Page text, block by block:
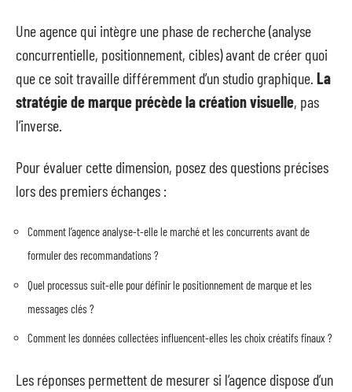
Une agence qui intègre une phase de recherche (analyse
concurrentielle, positionnement, cibles) avant de créer quoi
que ce soit travaille différemment d’un studio graphique. La
stratégie de marque précède la création visuelle, pas
l’inverse.
Pour évaluer cette dimension, posez des questions précises
lors des premiers échanges :
Comment l’agence analyse-t-elle le marché et les concurrents avant de
formuler des recommandations ?
Quel processus suit-elle pour définir le positionnement de marque et les
messages clés ?
Comment les données collectées influencent-elles les choix créatifs finaux ?
Les réponses permettent de mesurer si l’agence dispose d’un